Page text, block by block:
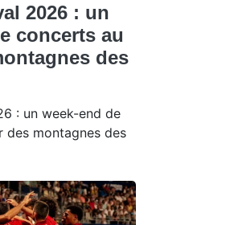
2026 : un
concerts au
des
: un week-end de
montagnes des